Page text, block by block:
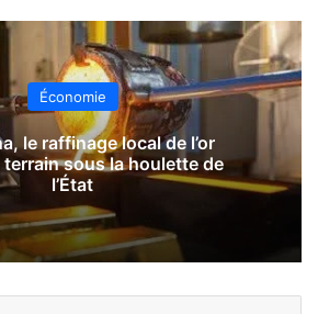
Économie
le raffinage local de l’or
terrain sous la houlette de
l’État